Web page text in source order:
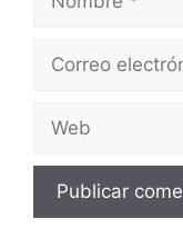
Correo
Web